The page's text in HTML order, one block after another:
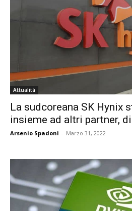
Attualità
La sudcoreana SK Hynix
insieme ad altri partner,
Arsenio Spadoni - Marzo 31, 2022